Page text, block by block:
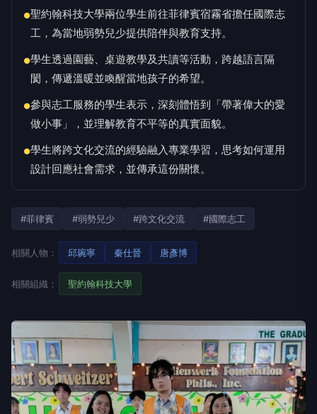
●聖約翰科技大學兩位學生前往菲律賓宿霧省擔任國際志
工，為當地弱勢兒少提供陪伴與教育支持。
●學生透過園藝、桌遊教學及共讀等活動，跨越語言隔
閡，傳遞溫暖並喚醒當地孩子的希望。
●參與志工服務的學生表示，深刻體悟到「帶著偉大的愛
做小事」，並理解教育不平等的真實面貌。
●學生將跨文化交流的經驗融入專業學習，思考如何運用
設計回應社會需求，並傳承這份關懷。
#菲律賓 #弱勢兒少 #跨文化交流 #國際志工
相關人物： 邱琬寧 秦仕晉 唐彥博
相關組織： 聖約翰科技大學